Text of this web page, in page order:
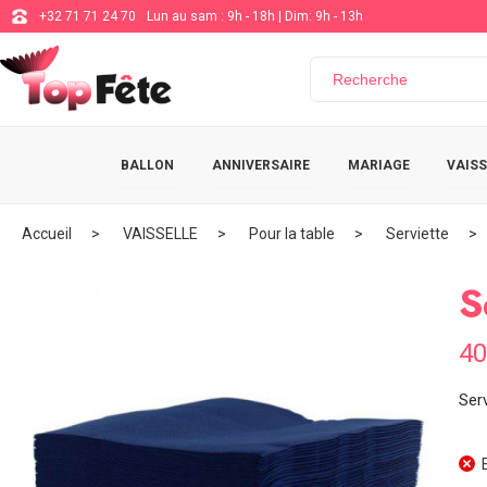
+32 71 71 24 70 Lun au sam : 9h - 18h | Dim: 9h - 13h
BALLON ANNIVERSAIRE MARIAGE
Accueil VAISSELLE Pour la table Serviette